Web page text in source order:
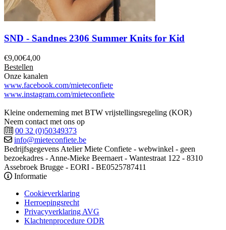
SND - Sandnes 2306 Summer Knits for Kid
€9,00€4,00
Bestellen
Onze kanalen
www.facebook.com/mieteconfiete
www.instagram.com/mieteconfiete
Kleine onderneming met BTW vrijstellingsregeling (KOR)
Neem contact met ons op
00 32 (0)50349373
info@mieteconfiete.be
Bedrijfsgegevens Atelier Miete Confiete - webwinkel - geen
bezoekadres - Anne-Mieke Beernaert - Wantestraat 122 - 8310
Assebroek Brugge - EORI - BE0525787411
Informatie
Cookieverklaring
Herroepingsrecht
Privacyverklaring AVG
Klachtenprocedure ODR